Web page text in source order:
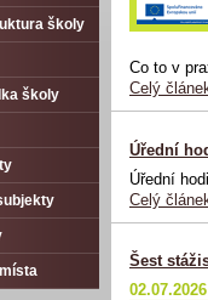
Co to v
Celý
Úřední
Úřední
Celý
Šest
02.07.2026
školy
školy